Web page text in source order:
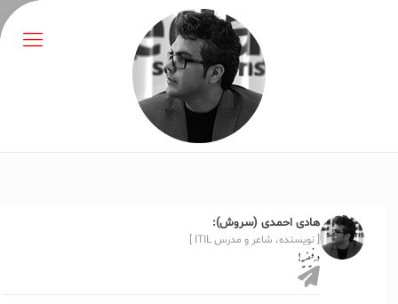
هادی احمدی (سروش):
[ نویسنده، شاعر و مدرس ITIL ]
درِ فیضیه!